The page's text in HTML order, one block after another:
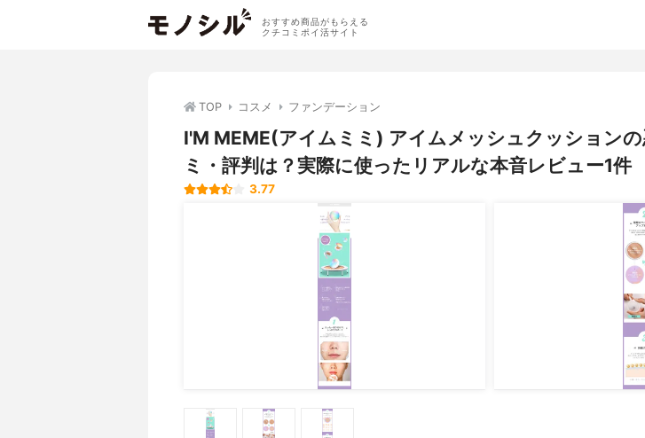
おすすめ商品がもらえる
クチコミポイ活サイト
TOP コスメ ファンデーション
I'M MEME(アイムミミ) アイムメッシュクッションの
ミ・評判は？実際に使ったリアルな本音レビュー1件
3.77